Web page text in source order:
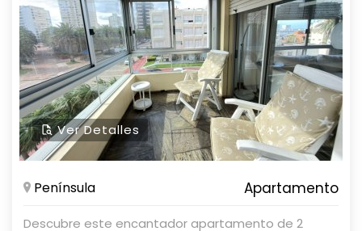
Ver Detalles
Península Apartamento
Descubre este encantador apartamento de 2